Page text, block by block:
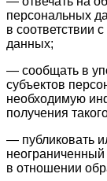
персональных
в соответствии
данных;
— сообщать в
субъектов
необходимую
получения
— публиковать
в отношении